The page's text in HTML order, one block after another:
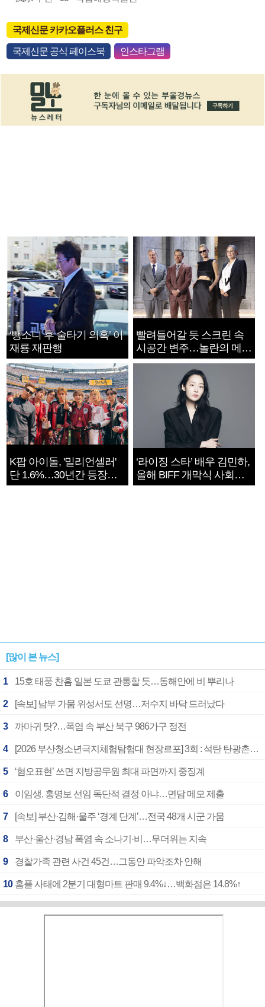
국제신문 카카오플러스 친구
국제신문 공식 페이스북 인스타그램
‘뺑소니 후 술타기 의혹’ 이
재룡 재판행
빨려들어갈 듯 스크린 속
시공간 변주…놀란의 메시
지는 ‘전쟁 속죄’
K팝 아이돌, '밀리언셀러'
단 1.6%…30년간 등장
1182개팀 전수조사
‘라이징 스타’ 배우 김민하,
올해 BIFF 개막식 사회자
확정
[많이 본 뉴스]
1 15호 태풍 찬홈 일본 도쿄 관통할 듯…동해안에 비 뿌리나
2 [속보] 남부 가뭄 위성서도 선명…저수지 바닥 드러났다
3 까마귀 탓?…폭염 속 부산 북구 986가구 정전
4 [2026 부산청소년극지체험탐험대 현장르포] 3회 : 석탄 탄광촌에서 북극 연구의 중심지로
5 ‘혐오표현’ 쓰면 지방공무원 최대 파면까지 중징계
6 이임생, 홍명보 선임 독단적 결정 아냐…면담 메모 제출
7 [속보] 부산·김해·울주 ‘경계 단계’…전국 48개 시군 가뭄
8 부산·울산·경남 폭염 속 소나기·비…무더위는 지속
9 경찰가족 관련 사건 45건…그동안 파악조차 안해
10 홈플 사태에 2분기 대형마트 판매 9.4%↓…백화점은 14.8%↑